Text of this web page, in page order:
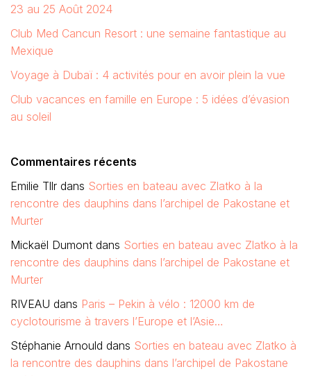
23 au 25 Août 2024
Club Med Cancun Resort : une semaine fantastique au
Mexique
Voyage à Dubaï : 4 activités pour en avoir plein la vue
Club vacances en famille en Europe : 5 idées d’évasion
au soleil
Commentaires récents
Emilie Tllr dans Sorties en bateau avec Zlatko à la
rencontre des dauphins dans l’archipel de Pakostane et
Murter
Mickaël Dumont dans Sorties en bateau avec Zlatko à la
rencontre des dauphins dans l’archipel de Pakostane et
Murter
RIVEAU dans Paris – Pekin à vélo : 12000 km de
cyclotourisme à travers l’Europe et l’Asie…
Stéphanie Arnould dans Sorties en bateau avec Zlatko à
la rencontre des dauphins dans l’archipel de Pakostane